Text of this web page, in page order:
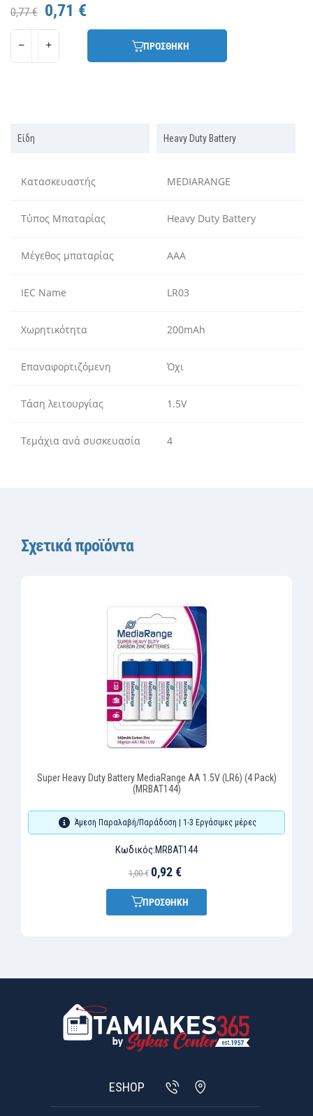
0,77 € 0,71 €
ΠΡΟΣΘΗΚΗ
Είδη Heavy Duty Battery
Κατασκευαστής MEDIARANGE
Τύπος Μπαταρίας Heavy Duty Battery
Μέγεθος μπαταρίας AAA
IEC Name LR03
Χωρητικότητα 200mAh
Επαναφορτιζόμενη Όχι
Τάση λειτουργίας 1.5V
Τεμάχια ανά συσκευασία 4
Σχετικά προϊόντα
Super Heavy Duty Battery MediaRange AA 1.5V (LR6) (4 Pack)
(MRBAT144)
Άμεση Παραλαβή/Παράδοση | 1-3 Εργάσιμες μέρες
Κωδικός:MRBAT144
1,00 € 0,92 €
ΠΡΟΣΘΗΚΗ
ESHOP